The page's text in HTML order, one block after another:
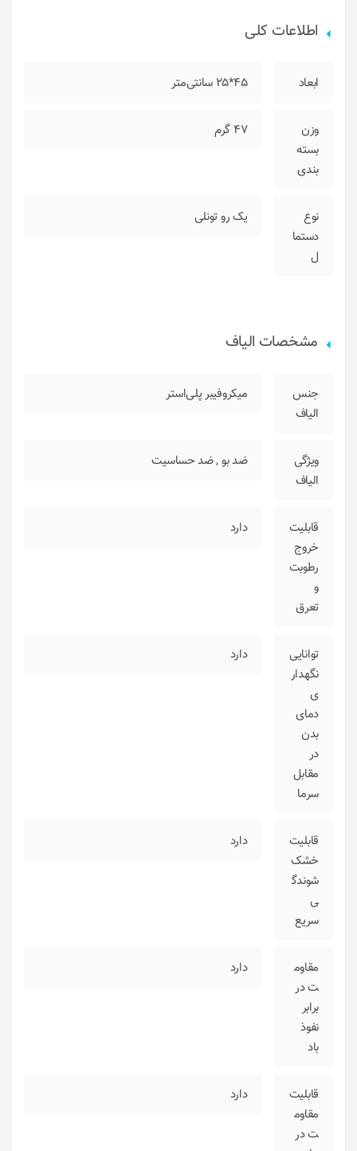
اطلاعات کلی
ابعاد 45*25 سانتی‌متر
وزن
بسته
بندی
47 گرم
نوع
دستما
ل
یک رو تونلی
مشخصات الیاف
جنس
الیاف
میکروفیبر پلی‌استر
ویژگی
الیاف
ضد بو,ضد حساسیت
قابلیت
خروج
رطوبت
و
تعرق
دارد
توانایی
نگهدار
ی
دمای
بدن
در
مقابل
سرما
دارد
قابلیت
خشک
شوندگ
ی
سریع
دارد
مقاوم
ت در
برابر
نفوذ
باد
دارد
قابلیت
مقاوم
ت در
دارد